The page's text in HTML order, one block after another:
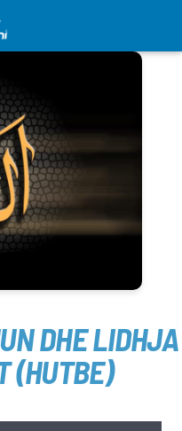
database]
DHE LIDHJA
(HUTBE)